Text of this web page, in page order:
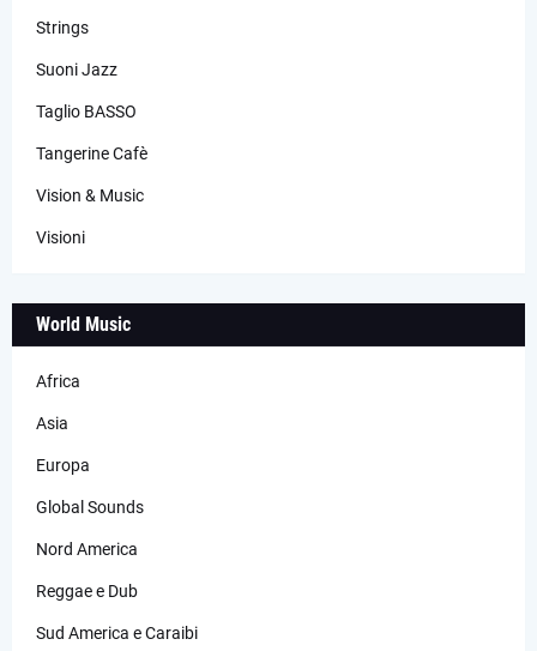
Strings
Suoni Jazz
Taglio BASSO
Tangerine Cafè
Vision & Music
Visioni
World Music
Africa
Asia
Europa
Global Sounds
Nord America
Reggae e Dub
Sud America e Caraibi